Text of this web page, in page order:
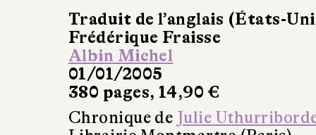
Traduit de l’anglais (États-
Frédérique Fraisse
Albin Michel
01/01/2005
380 pages, 14,90 €
Chronique de Julie